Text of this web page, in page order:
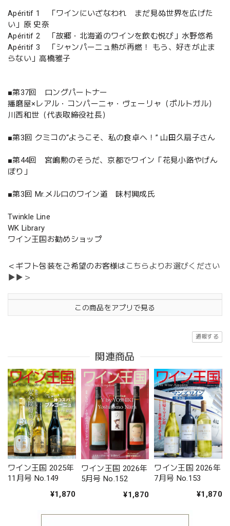
Apéritif 1 「ワインにいざなわれ まだ見ぬ世界を広げた
い」原 史奈
Apéritif 2 「故郷・北海道のワインを飲む悦び」水野悠希
Apéritif 3 「シャンパーニュ熱が再燃！ もう、好きが止ま
らない」高橋雅子
■第37回 ロングパートナー
播磨屋×レアル・コンパーニャ・ヴェーリャ（ポルトガル）
川西和世（代表取締役社長）
■第3回 クミコの“ようこそ、私の食卓へ！” 山田久扇子さん
■第44回 宮嶋勲のそうだ、京都でワイン「花見小路やげん
ぼり」
■第3回 Mr.メルロのワイン道 味村興成氏
Twinkle Line
WK Library
ワイン王国お勧めショップ
＜ギフト包装をご希望のお客様は こちらよりお選びください
▶▶＞
この商品をアプリで見る
通報する
関連商品
ワイン王国 2025年
11月号 No.149
¥1,870
ワイン王国 2026年
5月号 No.152
¥1,870
ワイン王国 2026年
7月号 No.153
¥1,870